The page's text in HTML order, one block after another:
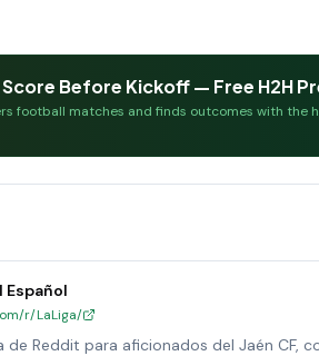
Score Before Kickoff — Free H2H
football matches and finds outcomes with
Español
r/LaLiga/
de Reddit para aficionados del Jaén CF,